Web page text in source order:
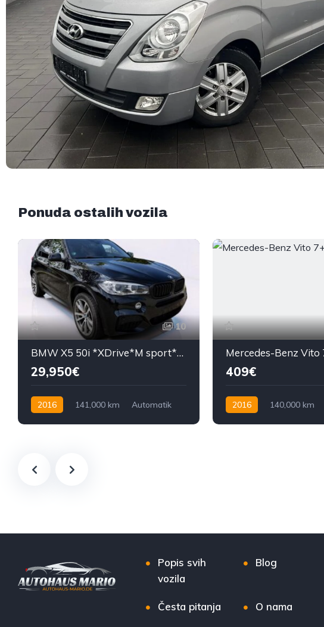
Ponuda ostalih vozila
10
BMW X5 50i *XDrive*M sport*Panorama* 360°*
29,950€
2016 141,000 km
Automatik
409€
2016
140,000 km
Popis svih
vozila
Blog
Česta pitanja O nama